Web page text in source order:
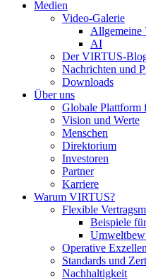
Medien
Video-Galerie
Allgemeine
AI
Der VIRTUS-
Nachrichten und
Downloads
Über uns
Globale Plattform
Vision und Werte
Menschen
Direktorium
Investoren
Partner
Karriere
Warum VIRTUS?
Flexible
Beispiele
Operative
Standards und
Nachhaltigkeit